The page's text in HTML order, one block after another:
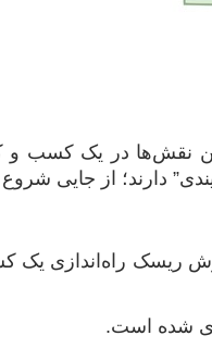
نقش‌ها در یک کسب و
دارند؛ از جایی
ریسک راه‌اندازی یک
شده است.